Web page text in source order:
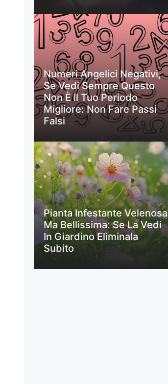
Numeri Angelici Negativi,
Se Vedi Sempre Questo
Non È Il Tuo Periodo
Migliore: Non Fare Passi
Falsi
Pianta Infestante Velenosa
Ma Bellissima: Se La Vedi
In Giardino Eliminala
Subito